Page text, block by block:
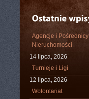
Agencje i Pośrednicy
Nieruchomości
14 lipca, 2026
Turnieje i Ligi
12 lipca, 2026
Wolontariat